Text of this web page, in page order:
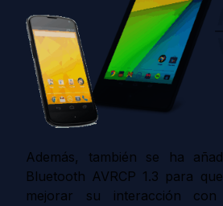
Además, también se ha
Bluetooth AVRCP 1.3 para
mejorar su interacción con